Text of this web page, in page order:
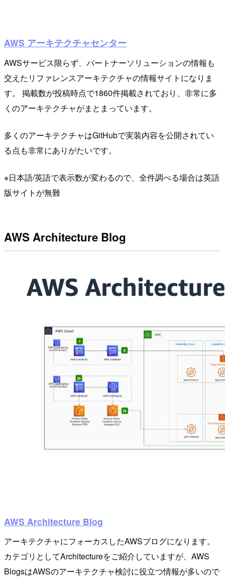
AWS アーキテクチャセンター
AWSサービス限らず、パートナーソリューションの情報も
交えたリファレンスアーキテクチャの情報サイトになりま
す。 掲載数が投稿時点で1860件掲載されており、非常に多
くのアーキテクチャがまとまっています。
多くのアーキテクチャはGitHubで実装内容を公開されてい
る点も非常にありがたいです。
※日本語/英語で表示数が変わるので、全件調べる場合は英語
版サイトが無難
AWS Architecture Blog
AWS Architecture Blog
アーキテクチャにフォーカスしたAWSブログになります。
カテゴリとしてArchitectureをご紹介していますが、AWS
BlogsはAWSのアーキテクチャ検討に役立つ情報が多いので